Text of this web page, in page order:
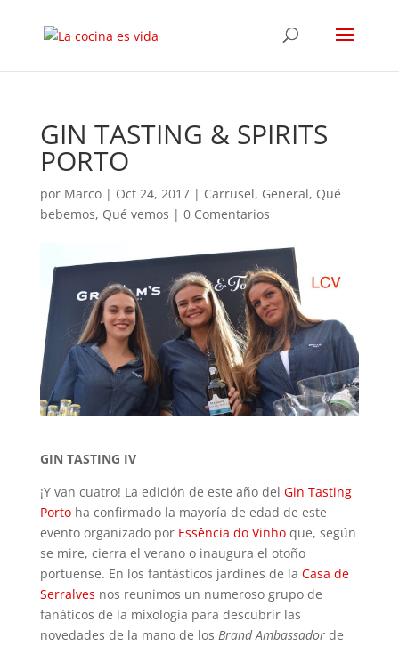
GIN TASTING & SPIRITS
PORTO
por Marco| Oct 24, 2017| Carrusel, General, Qué
bebemos, Qué vemos | 0 Comentarios
GIN TASTING IV
¡Y van cuatro! La edición de este año del Gin Tasting
Portoha confirmado la mayoría de edad de este
evento organizado por Essência do Vinhoque, según
se mire, cierra el verano o inaugura el otoño
portuense. En los fantásticos jardines de la Casa de
Serralves nos reunimos un numeroso grupo de
fanáticos de la mixología para descubrir las
novedades de la mano de los Brand Ambassadorde